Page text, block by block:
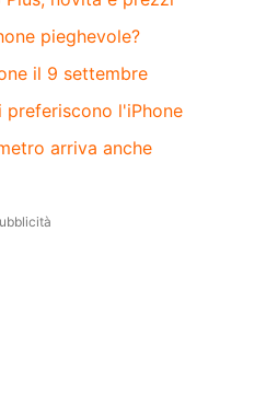
pieghevole?
il 9 settembre
preferiscono l'iPhone
arriva anche